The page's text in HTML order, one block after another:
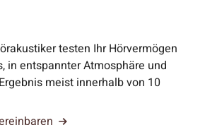
testen Ihr Hörvermögen
in entspannter Atmosphäre und
meist innerhalb von 10